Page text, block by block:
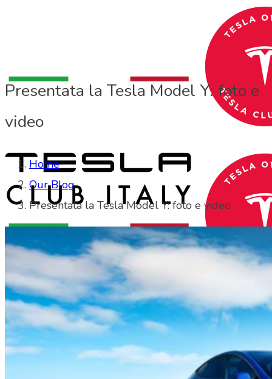
HOME
Presentata la Tesla Model Y: foto e
video
Home
Our Blog
Presentata la Tesla Model Y: foto e video